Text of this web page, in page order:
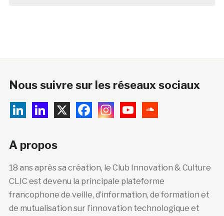
Nous suivre sur les réseaux sociaux
A propos
18 ans après sa création, le Club Innovation & Culture
CLIC est devenu la principale plateforme
francophone de veille, d’information, de formation et
de mutualisation sur l’innovation technologique et